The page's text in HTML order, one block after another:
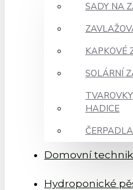
SADY NA
KAPKOVÉ
SOLÁRNÍ
HADICE
Domovní
Hydroponické